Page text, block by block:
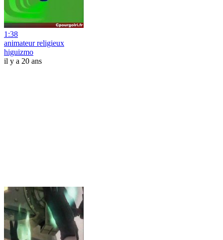
1:38
animateur religieux
higuizmo
il y a 20 ans